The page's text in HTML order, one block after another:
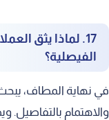
17. لماذا يثق
الفيصلية؟
نهاية المطاف، يبحث
بالتفاصيل.